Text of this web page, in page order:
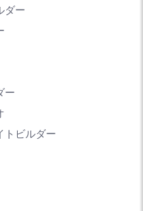
ダー
ー
トビルダー